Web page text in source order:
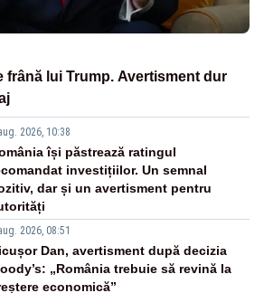
frână lui Trump. Avertisment dur
2026, 10:38
își păstrează ratingul
investițiilor. Un semnal
dar și un avertisment pentru
2026, 08:51
Dan, avertisment după decizia
„România trebuie să revină la
economică”